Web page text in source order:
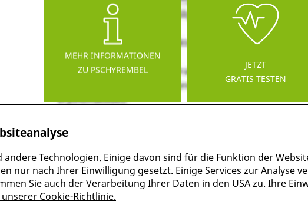
MEHR INFORMATIONEN
ZU PSCHYREMBEL
JETZT
GRATIS TESTEN
Technologien. Einige davon sind für die Funktion der
nur nach Ihrer Einwilligung gesetzt. Einige Services zur Analyse
Sie auch der Verarbeitung Ihrer Daten in den USA zu. Ihre
Cookie-Richtlinie.